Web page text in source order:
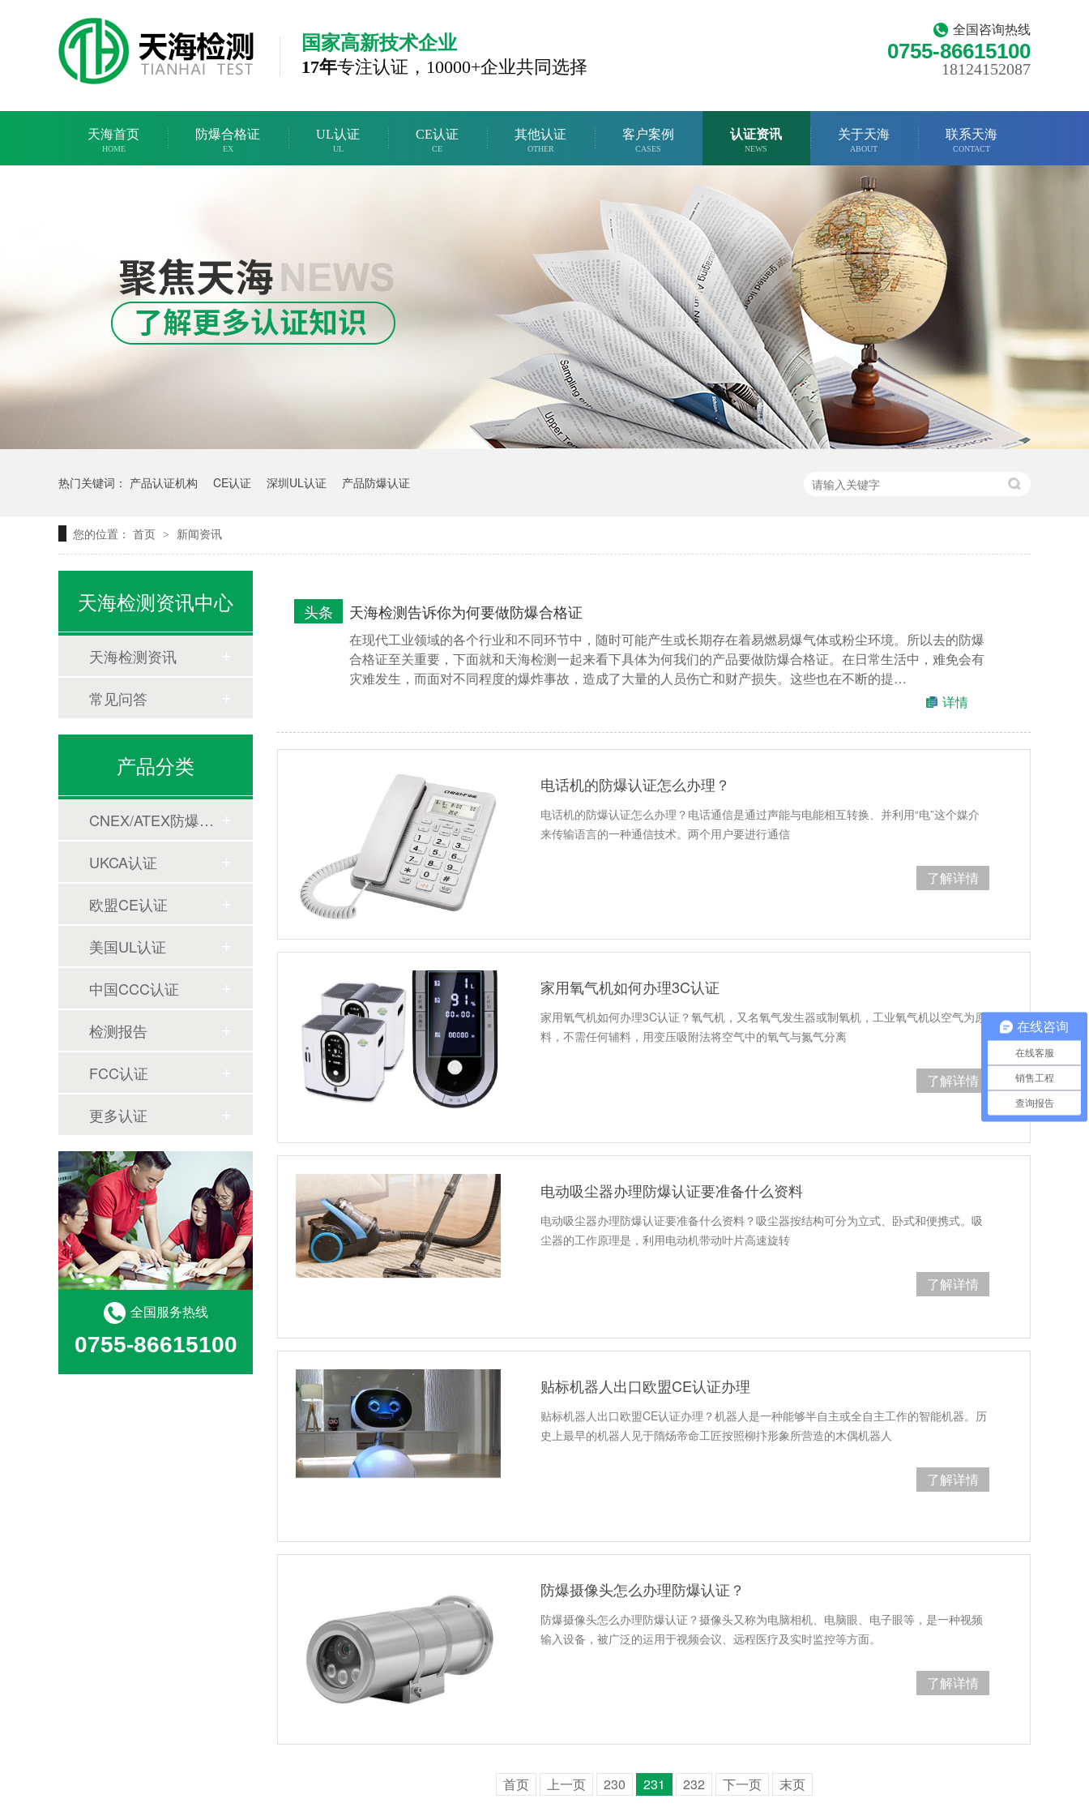
全国咨询热线
0755-86615100
18124152087
国家高新技术企业
17年专注认证， 10000+企业共同选择
天海首页
HOME
防爆合格证
EX
UL认证
UL
CE认证
CE
其他认证
OTHER
客户案例
CASES
认证资讯
NEWS
关于天海
ABOUT
联系天海
CONTACT
热门关键词： 产品认证机构 CE认证 深圳UL认证 产品防爆认证
您的位置： 首页 > 新闻资讯
天海检测告诉你为何要做防爆合格证
头条
在现代工业领域的各个行业和不同环节中，随时可能产生或长期存在着易燃易爆气体或粉尘环境。所以去的防爆
合格证至关重要，下面就和天海检测一起来看下具体为何我们的产品要做防爆合格证。在日常生活中，难免会有
灾难发生，而面对不同程度的爆炸事故，造成了大量的人员伤亡和财产损失。这些也在不断的提…
详情
电话机的防爆认证怎么办理？
电话机的防爆认证怎么办理？电话通信是通过声能与电能相互转换、并利用“电”这个媒介
来传输语言的一种通信技术。两个用户要进行通信
了解详情
家用氧气机如何办理3C认证
家用氧气机如何办理3C认证？氧气机，又名氧气发生器或制氧机，工业氧气机以空气为原
料，不需任何辅料，用变压吸附法将空气中的氧气与氮气分离
了解详情
电动吸尘器办理防爆认证要准备什么资料
电动吸尘器办理防爆认证要准备什么资料？吸尘器按结构可分为立式、卧式和便携式。吸
尘器的工作原理是，利用电动机带动叶片高速旋转
了解详情
贴标机器人出口欧盟CE认证办理
贴标机器人出口欧盟CE认证办理？机器人是一种能够半自主或全自主工作的智能机器。历
史上最早的机器人见于隋炀帝命工匠按照柳抃形象所营造的木偶机器人
了解详情
防爆摄像头怎么办理防爆认证？
防爆摄像头怎么办理防爆认证？摄像头又称为电脑相机、电脑眼、电子眼等，是一种视频
输入设备，被广泛的运用于视频会议、远程医疗及实时监控等方面。
了解详情
首页 上一页 230 231 232 下一页 末页
天海检测资讯中心
天海检测资讯
常见问答
产品分类
CNEX/ATEX防爆合格证
UKCA认证
欧盟CE认证
美国UL认证
中国CCC认证
检测报告
FCC认证
更多认证
全国服务热线
0755-86615100
在线咨询
在线客服
销售工程
查询报告